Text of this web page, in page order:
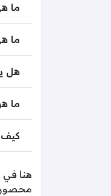
ما
ما
هل
ما
كيف